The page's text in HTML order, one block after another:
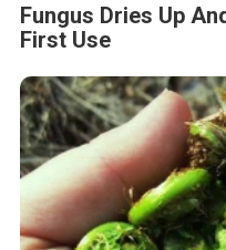
Fungus Dries Up
First Use